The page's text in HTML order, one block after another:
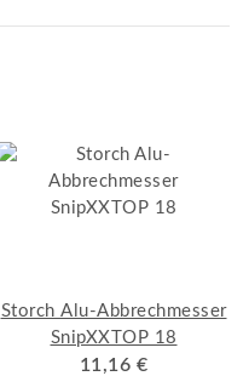
Storch Alu-Abbrechmesser
SnipXXTOP 18
11,16 €